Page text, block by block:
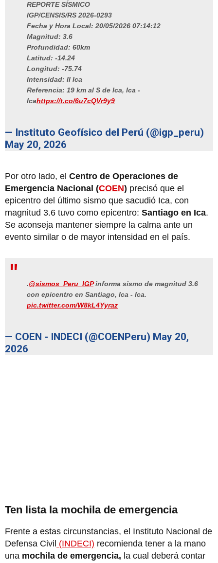
REPORTE SÍSMICO
IGP/CENSIS/RS 2026-0293
Fecha y Hora Local: 20/05/2026 07:14:12
Magnitud: 3.6
Profundidad: 60km
Latitud: -14.24
Longitud: -75.74
Intensidad: II Ica
Referencia: 19 km al S de Ica, Ica -
Icahttps://t.co/6u7cQVr9y9
— Instituto Geofísico del Perú (@igp_peru)
May 20, 2026
Por otro lado, el Centro de Operaciones de
Emergencia Nacional (COEN) precisó que el
epicentro del último sismo que sacudió Ica, con
magnitud 3.6 tuvo como epicentro: Santiago en Ica.
Se aconseja mantener siempre la calma ante un
evento similar o de mayor intensidad en el país.
.@sismos_Peru_IGPinforma sismo de magnitud 3.6
con epicentro en Santiago, Ica - Ica.
pic.twitter.com/W8kL4Yyraz
— COEN - INDECI (@COENPeru) May 20,
2026
Ten lista la mochila de emergencia
Frente a estas circunstancias, el Instituto Nacional de
Defensa Civil (INDECI) recomienda tener a la mano
una mochila de emergencia, la cual deberá contar